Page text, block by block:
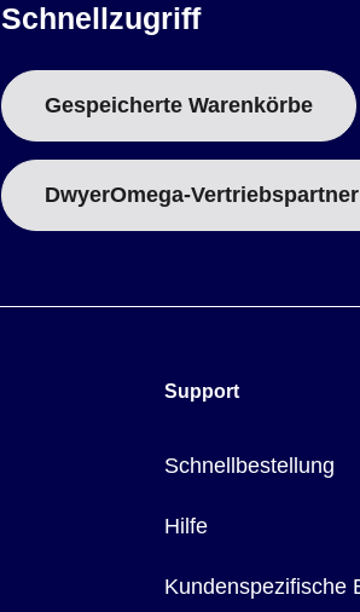
Schnellzugriff
Gespeicherte Warenkörbe
DwyerOmega-Vertriebspartner
Support
Schnellbestellung
Hilfe
Kundenspezifische